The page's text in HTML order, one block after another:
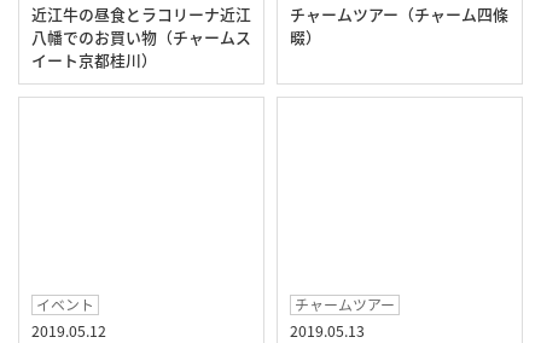
近江牛の昼食とラコリーナ近江
八幡でのお買い物（チャームス
イート京都桂川）
チャームツアー（チャーム四條
畷）
イベント
2019.05.12
チャームツアー
2019.05.13